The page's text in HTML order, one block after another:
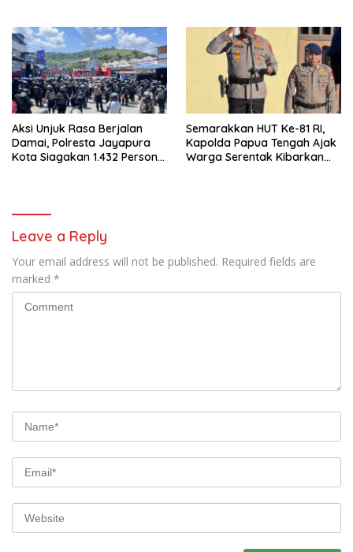
Aksi Unjuk Rasa Berjalan
Damai, Polresta Jayapura
Kota Siagakan 1.432 Personel
Semarakkan HUT Ke-81 RI,
Kapolda Papua Tengah Ajak
Warga Serentak Kibarkan
Leave a Reply
Your email address will not be published. Required fields are
marked *